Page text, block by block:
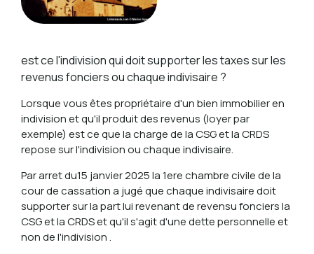
est ce l'indivision qui doit supporter les taxes sur les
revenus fonciers ou chaque indivisaire ?
Lorsque vous êtes propriétaire d'un bien immobilier en
indivision et qu'il produit des revenus (loyer par
exemple) est ce que la charge de la CSG et la CRDS
repose sur l'indivision ou chaque indivisaire.
Par arret du15 janvier 2025 la 1ere chambre civile de la
cour de cassation a jugé que chaque indivisaire doit
supporter sur la part lui revenant de revensu fonciers la
CSG et la CRDS et qu'il s'agit d'une dette personnelle et
non de l'indivision .